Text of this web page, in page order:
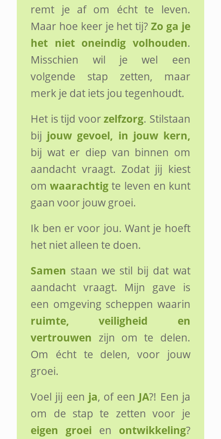
remt je af om écht te leven.
Maar hoe keer je het tij?Zo ga je
het niet oneindig volhouden.
Misschien wil je wel een
volgende stap zetten, maar
merk je dat iets jou tegenhoudt.
Het is tijd voorzelfzorg. Stilstaan
bij jouw gevoel, in jouw kern,
bij wat er diep van binnen om
aandacht vraagt. Zodat jij kiest
omwaarachtig te leven en kunt
gaan voor jouw groei.
Ik ben er voor jou. Want je hoeft
het niet alleen te doen.
Samen staan we stil bij dat wat
aandacht vraagt. Mijn gave is
een omgeving scheppen waarin
ruimte, veiligheid en
vertrouwen zijn om te delen.
Om écht te delen, voor jouw
groei.
Voel jij een ja, of een JA?! Een ja
om de stap te zetten voor je
eigen groei en ontwikkeling?